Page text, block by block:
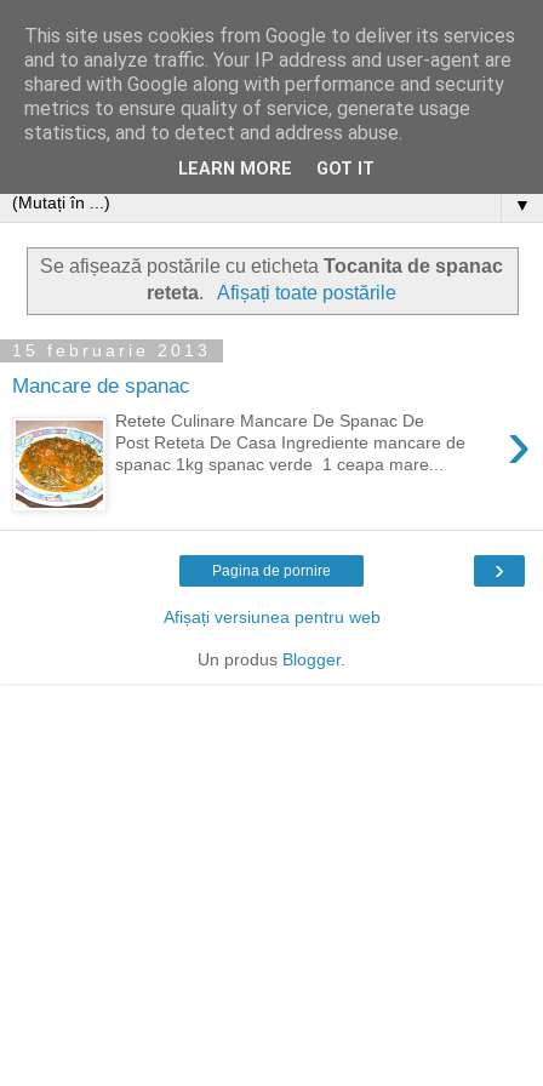
▼
Se afișează postările cu eticheta Tocanita de spanac
reteta. Afișați toate postările
15 februarie 2013
Mancare de spanac
›
Retete Culinare Mancare De Spanac De
Post Reteta De Casa Ingrediente mancare de
spanac 1kg spanac verde 1 ceapa mare...
›
Pagina de pornire
Afișați versiunea pentru web
Un produs Blogger.
This site uses cookies from Google to deliver its services
and to analyze traffic. Your IP address and user-agent are
shared with Google along with performance and security
metrics to ensure quality of service, generate usage
statistics, and to detect and address abuse.
LEARN MORE GOT IT